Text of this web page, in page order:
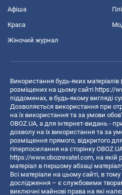
Афіша
Краса
Жіночий журнал
Використання будь-яких матеріалів
розміщених на цьому сайті https://
піддоменах, в будь-якому вигляді
Дозволяється використання при
на їх використання та за умови
OBOZ.UA, а для інтернет-видань -
дозволу на їх використання та за
розміщення прямого, відкритого
гіперпосилання на сторінку
https://www.obozrevatel.com, на якій
матеріал в першому абзаці
Всі матеріали на цьому сайті, в тому
дослідження – є службовими
виключні майнові права на які